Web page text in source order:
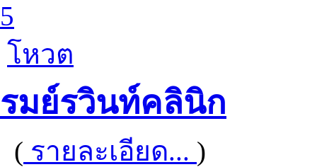
5
โหวต
รมย์รวินท์คลินิก
( รายละเอียด... )